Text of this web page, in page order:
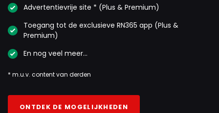
Advertentievrije site * (Plus & Premium)
Toegang tot de exclusieve RN365 app (Plus &
Premium)
En nog veel meer…
* m.u.v. content van derden
ONTDEK DE MOGELIJKHEDEN